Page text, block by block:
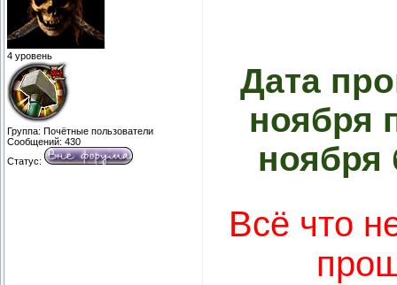
4 уровень
Группа: Почётные пользователи
Сообщений: 430
Статус:
Дата
ноября
ноября
Всё что